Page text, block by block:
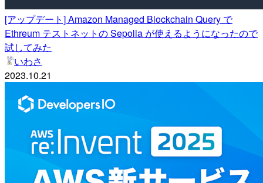
[アップデート] Amazon Managed Blockchain Query で
Ethreum テストネットの Sepolia が使えるようになったので
試してみた
いわさ
2023.10.21